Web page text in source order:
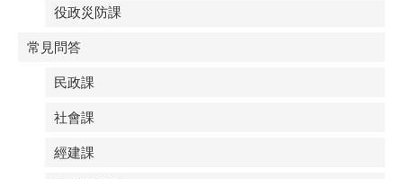
役政災防課
常見問答
民政課
社會課
經建課